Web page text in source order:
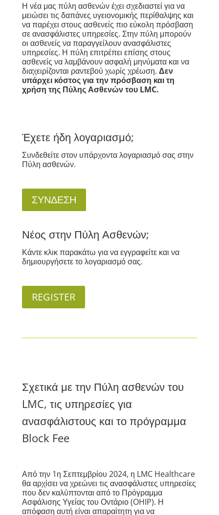
Η νέα μας πύλη ασθενώνέχει σχεδιαστεί για να
μειώσει τις δαπάνες υγειονομικής περίθαλψης και
να παρέχει στους ασθενείς πιο εύκολη πρόσβαση
σε ανασφάλιστες υπηρεσίες. Στην πύλη μπορούν
οι ασθενείς να παραγγείλουν ανασφάλιστες
υπηρεσίες. Η πύλη επιτρέπει επίσης στους
ασθενείς να λαμβάνουν ασφαλή μηνύματα και να
διαχειρίζονται ραντεβού χωρίς χρέωση. Δεν
υπάρχει κόστος για την πρόσβαση και τη
χρήση της Πύλης Ασθενών του LMC.
Έχετε ήδη λογαριασμό;
Συνδεθείτε στον υπάρχοντα λογαριασμό σας στην
Πύλη ασθενών.
ΣΥΝΔΕΣΗ
Νέος στην Πύλη Ασθενών;
Κάντε κλικ παρακάτω για να εγγραφείτε και να
δημιουργήσετε το λογαριασμό σας.
REGISTER
Σχετικά με την Πύλη ασθενών του
LMC, τις υπηρεσίες για
ανασφάλιστους και το πρόγραμμα
Block Fee
Από την 1η Σεπτεμβρίου 2024, η LMC Healthcare
θα αρχίσει να χρεώνει τις ανασφάλιστες υπηρεσίες
που δεν καλύπτονται από το Πρόγραμμα
Ασφάλισης Υγείας του Οντάριο (OHIP). Η
απόφαση αυτή είναι απαραίτητη για να